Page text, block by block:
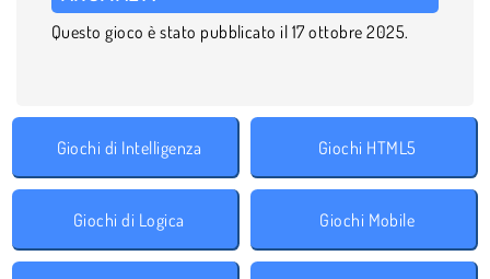
Questo gioco è stato pubblicato il 17 ottobre 2025.
Giochi di Intelligenza Giochi HTML5
Giochi di Logica Giochi Mobile